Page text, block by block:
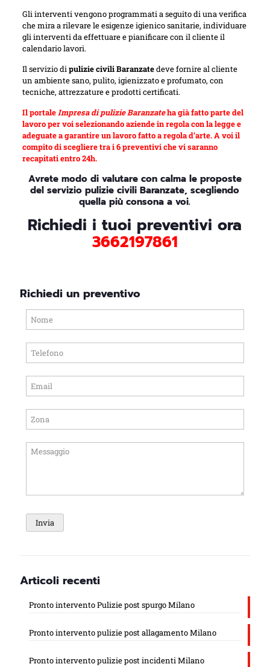
Gli interventi vengono programmati a seguito di una verifica
che mira a rilevare le esigenze igienico sanitarie, individuare
gli interventi da effettuare e pianificare con il cliente il
calendario lavori.
Il servizio dipulizie civili Baranzatedeve fornire al cliente
un ambiente sano, pulito, igienizzato e profumato, con
tecniche, attrezzature e prodotti certificati.
Il portaleImpresa di pulizie Baranzateha già fatto parte del
lavoro per voi selezionando aziende in regola con la legge e
adeguate a garantire un lavoro fatto a regola d’arte. A voi il
compito di scegliere tra i 6 preventivi che vi saranno
recapitati entro 24h.
Avrete modo di valutare con calma le proposte
del servizio pulizie civili Baranzate, scegliendo
quella più consona a voi.
Richiedi i tuoi preventivi ora
3662197861
Richiedi un preventivo
Articoli recenti
Pronto intervento Pulizie post spurgo Milano
Pronto intervento pulizie post allagamento Milano
Pronto intervento pulizie post incidenti Milano